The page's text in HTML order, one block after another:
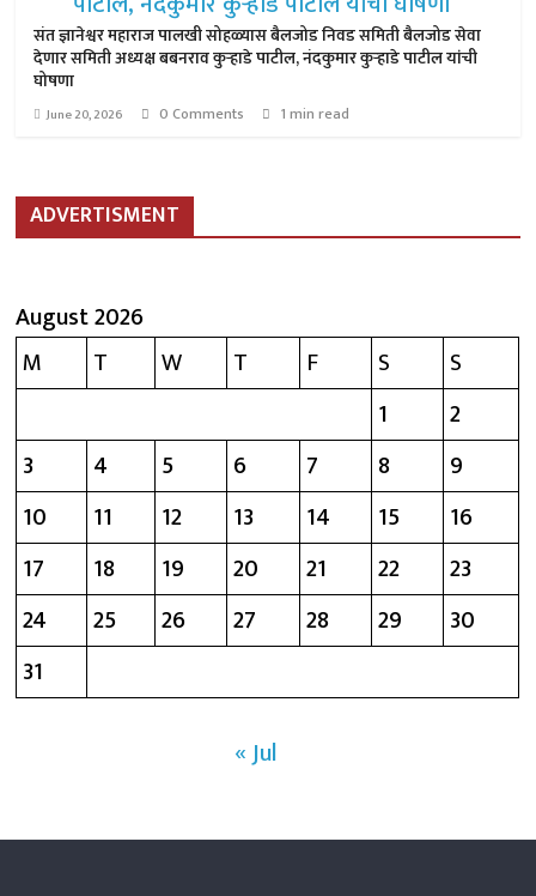
संत ज्ञानेश्वर महाराज पालखी सोहळ्यास बैलजोड निवड समिती बैलजोड सेवा
देणार समिती अध्यक्ष बबनराव कुऱ्हाडे पाटील, नंदकुमार कुऱ्हाडे पाटील यांची
घोषणा
June 20, 2026 0 Comments 1 min read
ADVERTISMENT
August 2026
M
T W T F S
S
1
2
3
4 5 6 7 8
9
10
11 12 13 14 15
16
17
18 19 20 21 22
23
24
25 26 27 28 29
30
31
« Jul